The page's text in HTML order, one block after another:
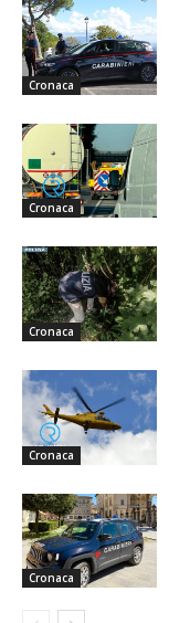
Cronaca
Cronaca
Cronaca
Cronaca
Cronaca